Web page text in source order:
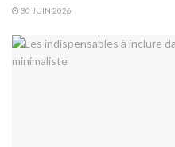
30 JUIN 2026